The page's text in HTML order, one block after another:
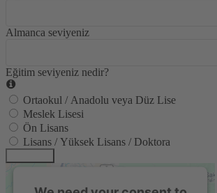
Almanca seviyeniz
Eğitim seviyeniz nedir?
Ortaokul / Anadolu veya Düz Lise
Meslek Lisesi
Ön Lisans
Lisans / Yüksek Lisans / Doktora